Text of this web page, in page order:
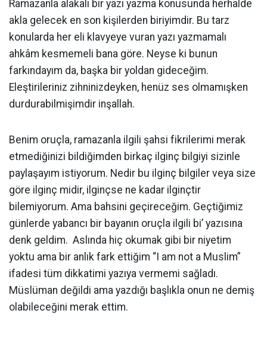
Ramazanla alakalı bir yazı yazma konusunda herhalde
akla gelecek en son kişilerden biriyimdir. Bu tarz
konularda her eli klavyeye vuran yazı yazmamalı
ahkâm kesmemeli bana göre. Neyse ki bunun
farkındayım da, başka bir yoldan gideceğim.
Eleştirileriniz zihninizdeyken, henüz ses olmamışken
durdurabilmişimdir inşallah.
Benim oruçla, ramazanla ilgili şahsi fikrilerimi merak
etmediğinizi bildiğimden birkaç ilginç bilgiyi sizinle
paylaşayım istiyorum. Nedir bu ilginç bilgiler veya size
göre ilginç midir, ilginçse ne kadar ilginçtir
bilemiyorum. Ama bahsini geçireceğim. Geçtiğimiz
günlerde yabancı bir bayanın oruçla ilgili bi’ yazısına
denk geldim. Aslında hiç okumak gibi bir niyetim
yoktu ama bir anlık fark ettiğim “I am not a Muslim”
ifadesi tüm dikkatimi yazıya vermemi sağladı.
Müslüman değildi ama yazdığı başlıkla onun ne demiş
olabileceğini merak ettim.